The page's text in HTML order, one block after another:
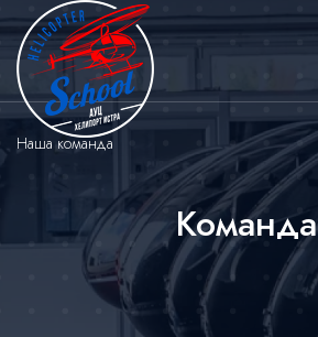
Наша команда
Команда